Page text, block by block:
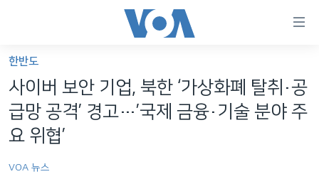
가
능
링
크
인
세계
VOD
한반도
사이버 보안 기업, 북한 ‘가상화폐 탈취·공
급망 공격’ 경고…’국제 금융·기술 분야 주
요 위협’
VOA 뉴스